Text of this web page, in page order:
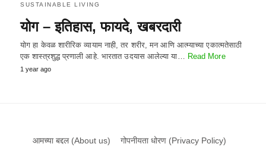
SUSTAINABLE LIVING
योग – इतिहास, फायदे, खबरदारी
योग हा केवळ शारीरिक व्यायाम नाही, तर शरीर, मन आणि आत्म्याच्या एकात्मतेसाठी
एक शास्त्रशुद्ध प्रणाली आहे. भारतात उदयास आलेल्या या… Read More
1 year ago
आमच्या बद्दल (About us) गोपनीयता धोरण (Privacy Policy)